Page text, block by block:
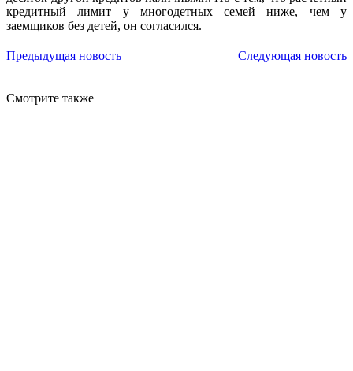
кредитный лимит у многодетных семей ниже, чем у
заемщиков без детей, он согласился.
Предыдущая новость Следующая новость
Смотрите также